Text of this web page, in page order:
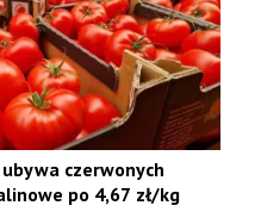
czerwonych
po 4,67 zł/kg